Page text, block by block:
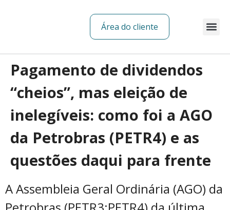
Área do cliente
Pagamento de dividendos
“cheios”, mas eleição de
inelegíveis: como foi a AGO
da Petrobras (PETR4) e as
questões daqui para frente
A Assembleia Geral Ordinária (AGO) da